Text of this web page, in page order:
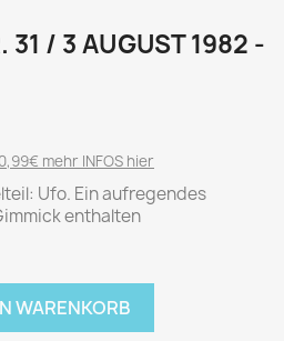
31 / 3 AUGUST 1982 -
mehr INFOS hier
Ufo. Ein aufregendes
enthalten
WARENKORB